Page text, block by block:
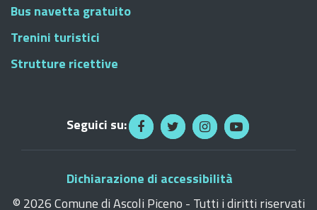
Bus navetta gratuito
Trenini turistici
Strutture ricettive
Seguici su:
Dichiarazione di accessibilità
© 2026 Comune di Ascoli Piceno - Tutti i diritti riservati